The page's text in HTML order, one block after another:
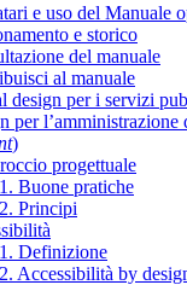
e uso del Manuale
e storico
del manuale
al manuale
design per i servizi
per l’amministrazione
)
progettuale
Buone pratiche
Principi
Definizione
Accessibilità by